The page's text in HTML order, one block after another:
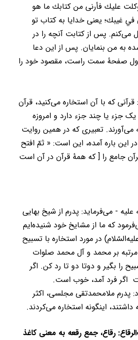
علیك فأرنی من کتابك ما هو
غیبك؛ یعنی خدایا به کتاب تو
می‌کنم. پس از کتابت آنچه را در
به من بنمایان. پس از این دعا
اول صفحۀ سمت راست، مقصود خود را
که با آن استخاره می‌کنید، قرآن
جزء یا چند جزء دارد و امروزه
تعبیری که در همین روایت
در این باره آمده، این است: « ثمّ افتح
جامع را [ که همۀ قرآن در آن است
- می‌فرماید: پدرم از شیخ بهایی
که ما از مشایخ خود شنیده‌ایم
در مورد استخاره با تسبیح
بر محمد و آل محمد صلوات
را بگیر و دوتا دو تا رد کن. اگر
اگر فرد آمد، خوب است.
پدرم ملامحمدتقی مجلسی، اکثر
اینگونه استخاره می‌کردند.
رقاع، جمع رقعه به معنی کاغذ